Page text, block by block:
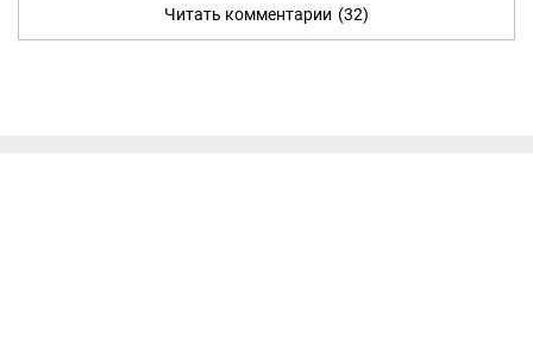
Читать комментарии (32)